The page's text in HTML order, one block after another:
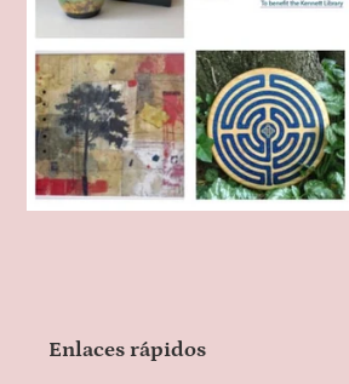
Enlaces rápidos